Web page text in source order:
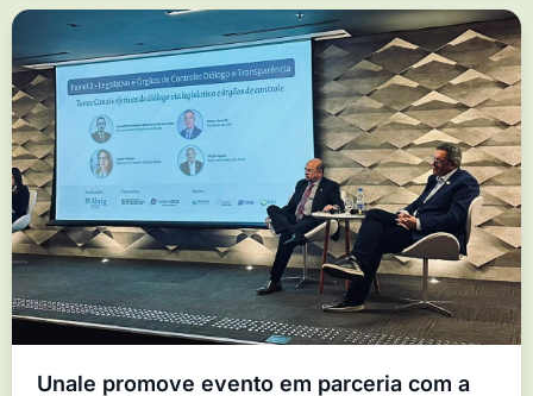
Unale promove evento em parceria com a